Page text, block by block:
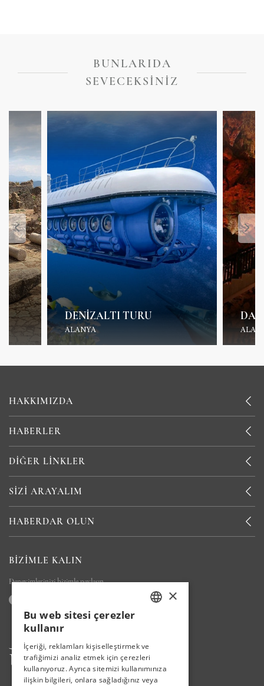
BUNLARIDA
SEVECEKSINIZ
DENIZALTI TURU
ALANYA
HAKKIMIZDA
HABERLER
DIĞER LINKLER
SIZI ARAYALIM
HABERDAR OLUN
BIZIMLE KALIN
Deneyimlerinizi bizimle paylaşın
RUSSIAN
×
Bu web sitesi çerezler
kullanır
İçeriği, reklamları kişiselleştirmek ve
trafiğimizi analiz etmek için çerezleri
kullanıyoruz. Ayrıca sitemizi kullanımınıza
ilişkin bilgileri, onlara sağladığınız veya